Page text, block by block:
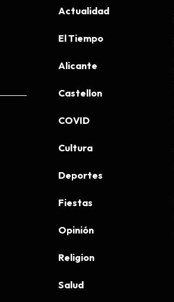
Actualidad
El Tiempo
Alicante
Castellon
COVID
Cultura
Deportes
Fiestas
Opinión
Religion
Salud